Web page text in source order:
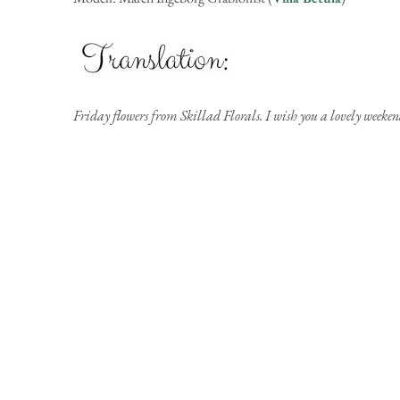
Friday flowers from Skillad Florals. I wish you a lovely